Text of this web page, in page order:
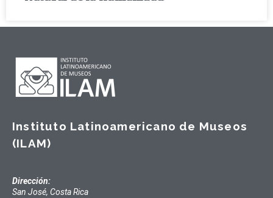
Instituto Latinoamericano de Museos
(ILAM)
Dirección:
San José, Costa Rica